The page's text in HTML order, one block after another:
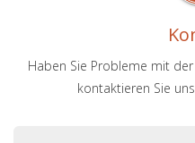
Haben Sie Probleme mit
kontaktieren Sie